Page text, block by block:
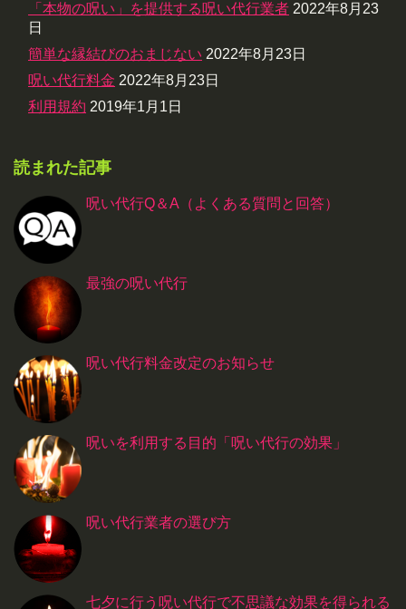
「本物の呪い」を提供する呪い代行業者 2022年8月23
日
簡単な縁結びのおまじない 2022年8月23日
呪い代行料金 2022年8月23日
利用規約 2019年1月1日
読まれた記事
呪い代行Q＆A（よくある質問と回答）
最強の呪い代行
呪い代行料金改定のお知らせ
呪いを利用する目的「呪い代行の効果」
呪い代行業者の選び方
七夕に行う呪い代行で不思議な効果を得られる